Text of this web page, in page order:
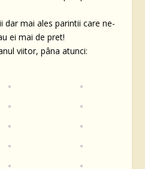
dar mai ales parintii care ne-
ei mai de pret!
viitor, pâna atunci: